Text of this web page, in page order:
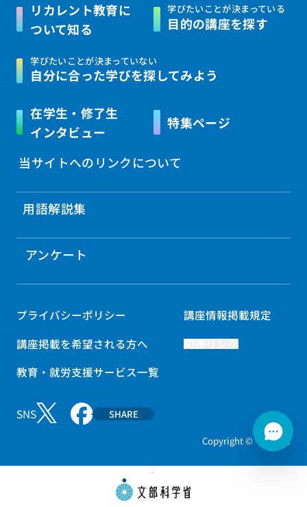
リカレント教育に
ついて知る
学びたいことが決まっている
目的の講座を探す
学びたいことが決まっていない
自分に合った学びを探してみよう
在学生・修了生
インタビュー
特集ページ
当サイトへのリンクについて
用語解説集
アンケート
プライバシーポリシー
講座情報掲載規定
講座掲載を希望される方へ
関連リンク
教育・就労支援サービス一覧
SNS SHARE
Copyright © マナパス